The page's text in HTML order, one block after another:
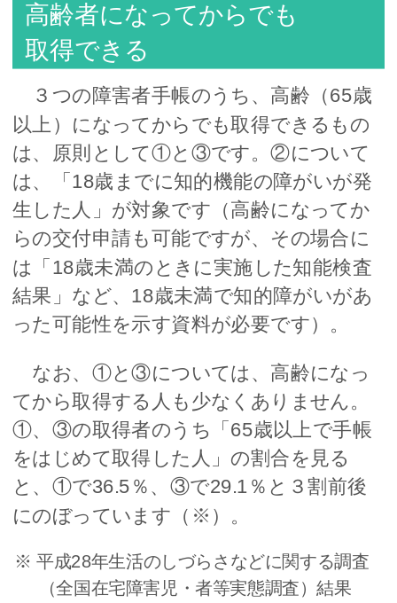
高齢者になってからでも
取得できる
３つの障害者手帳のうち、高齢（65歳
以上）になってからでも取得できるもの
は、原則として①と③です。②について
は、「18歳までに知的機能の障がいが発
生した人」が対象です（高齢になってか
らの交付申請も可能ですが、その場合に
は「18歳未満のときに実施した知能検査
結果」など、18歳未満で知的障がいがあ
った可能性を示す資料が必要です）。
なお、①と③については、高齢になっ
てから取得する人も少なくありません。
①、③の取得者のうち「65歳以上で手帳
をはじめて取得した人」の割合を見る
と、①で36.5％、③で29.1％と３割前後
にのぼっています（※）。
※ 平成28年生活のしづらさなどに関する調査
（全国在宅障害児・者等実態調査）結果